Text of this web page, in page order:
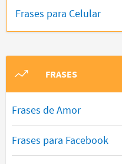
Frases para Celular
FRASES
Frases de Amor
Frases para Facebook